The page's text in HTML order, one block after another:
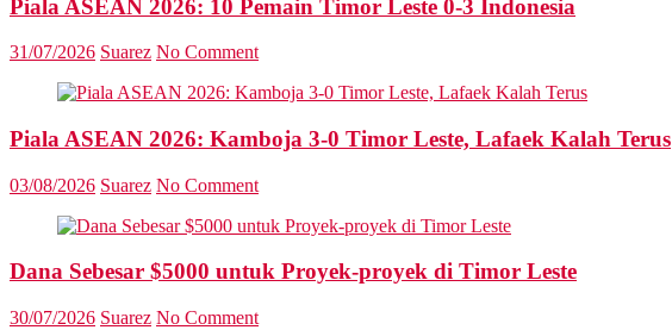
Piala ASEAN 2026: 10 Pemain Timor Leste 0-3 Indonesia
31/07/2026 Suarez No Comment
Piala ASEAN 2026: Kamboja 3-0 Timor Leste, Lafaek Kalah Terus
03/08/2026 Suarez No Comment
Dana Sebesar $5000 untuk Proyek-proyek di Timor Leste
30/07/2026 Suarez No Comment